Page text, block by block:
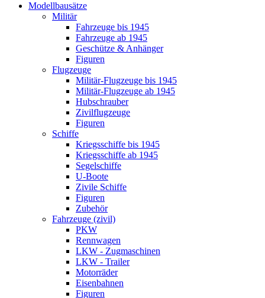
Modellbausätze
Militär
Fahrzeuge bis 1945
Fahrzeuge ab 1945
Geschütze & Anhänger
Figuren
Flugzeuge
Militär-Flugzeuge bis 1945
Militär-Flugzeuge ab 1945
Hubschrauber
Zivilflugzeuge
Figuren
Schiffe
Kriegsschiffe bis 1945
Kriegsschiffe ab 1945
Segelschiffe
U-Boote
Zivile Schiffe
Figuren
Zubehör
Fahrzeuge (zivil)
PKW
Rennwagen
LKW - Zugmaschinen
LKW - Trailer
Motorräder
Eisenbahnen
Figuren